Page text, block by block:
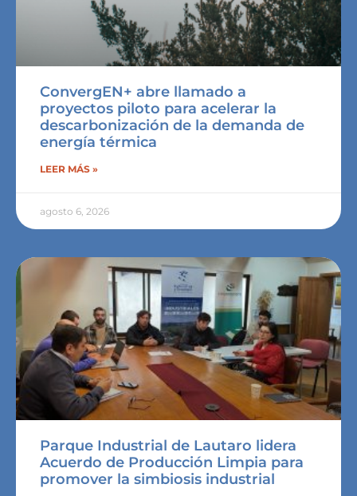
ConvergEN+ abre llamado a
proyectos piloto para acelerar la
descarbonización de la demanda de
energía térmica
LEER MÁS »
agosto 6, 2026
Parque Industrial de Lautaro lidera
Acuerdo de Producción Limpia para
promover la simbiosis industrial